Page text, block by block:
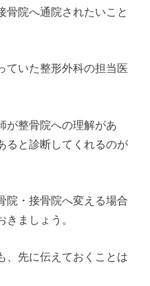
骨院へ通院されたいこと
ていた整形外科の担当医
が整骨院への理解があ
ると診断してくれるのが
院・接骨院へ変える場合
ましょう。
、先に伝えておくことは